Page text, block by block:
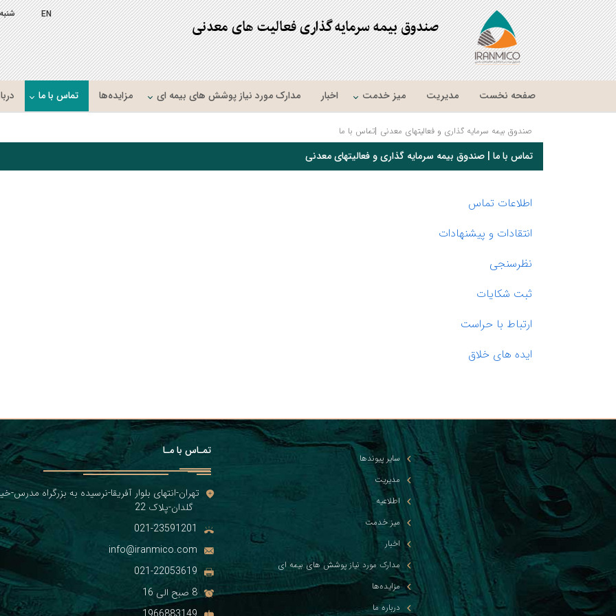
صندوق بیمه سرمایه گذاری فعالیت های معدنی
EN
صفحه نخست مدیریت میز خدمت اخبار مدارک مورد نیاز پوشش های بیمه ای مزایده‌ها تماس با ما
صندوق بیمه سرمایه گذاری و فعالیتهای معدنی |تماس با ما
تماس با ما | صندوق بیمه سرمایه گذاری و فعالیتهای معدنی
اطلاعات تماس
انتقادات و پیشنهادات
نظرسنجی
ثبت شکایات
ارتباط با حراست
ایده های خلاق
سایر پیوندها
مدیریت
اطلاعیه
میز خدمت
اخبار
مدارک مورد نیاز پوشش های بیمه ای
مزایده‌ها
درباره ما
تمـاس با مـا
تهران-انتهای بلوار آفریقا-نرسیده به بزرگراه مدرس-
گلدان-پلاک 22
021-23591201
info@iranmico.com
021-22053619
8 صبح الی 16